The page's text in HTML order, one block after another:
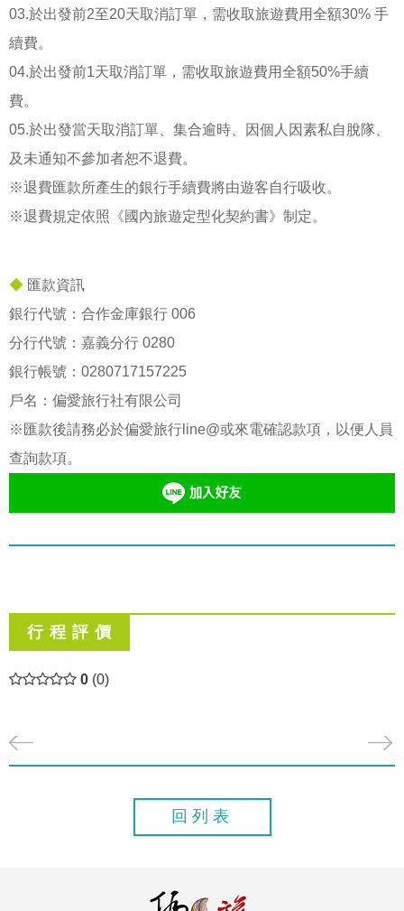
03.於出發前2至20天取消訂單，需收取旅遊費用全額30% 手
續費。
04.於出發前1天取消訂單，需收取旅遊費用全額50%手續
費。
05.於出發當天取消訂單、集合逾時、因個人因素私自脫隊、
及未通知不參加者恕不退費。
※退費匯款所產生的銀行手續費將由遊客自行吸收。
※退費規定依照《國內旅遊定型化契約書》制定。
◆ 匯款資訊
銀行代號：合作金庫銀行 006
分行代號：嘉義分行 0280
銀行帳號： 0280717157225
戶名：偏愛旅行社有限公司
※匯款後請務必於偏愛旅行line@或來電確認款項，以便人員
查詢款項。
行 程 評 價
0 (0)
回列表